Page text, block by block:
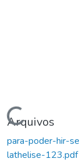
Carregando...
Arquivos
para-poder-hir-
lathelise-123.pdf